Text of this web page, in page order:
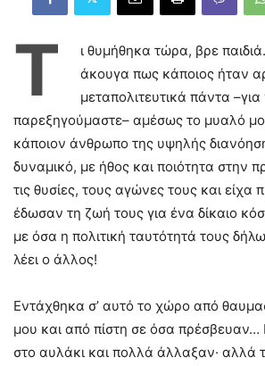
Τ
ι θυμήθηκα τώρα, βρε
άκουγα πως κάποιος ήταν
μεταπολιτευτικά πάντα
παρεξηγούμαστε– αμέσως το μυαλό
κάποιον άνθρωπο της υψηλής
δυναμικό, με ήθος και ποιότητα στην
τις θυσίες, τους αγώνες τους και είχα
έδωσαν τη ζωή τους για ένα δίκαιο
με όσα η πολιτική ταυτότητά τους
λέει ο άλλος!
Εντάχθηκα σ’ αυτό το χώρο από
μου και από πίστη σε όσα
στο αυλάκι και πολλά άλλαξαν· αλλά